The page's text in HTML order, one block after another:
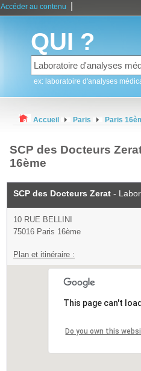
Accéder au contenu
QUI ?
ex: laboratoire d'analyses
Accueil Paris Paris
SCP des Docteurs
16ème
SCP des Docteurs Zerat -
10 RUE BELLINI
75016 Paris 16ème
Plan et itinéraire :
This page can't
Do you own this